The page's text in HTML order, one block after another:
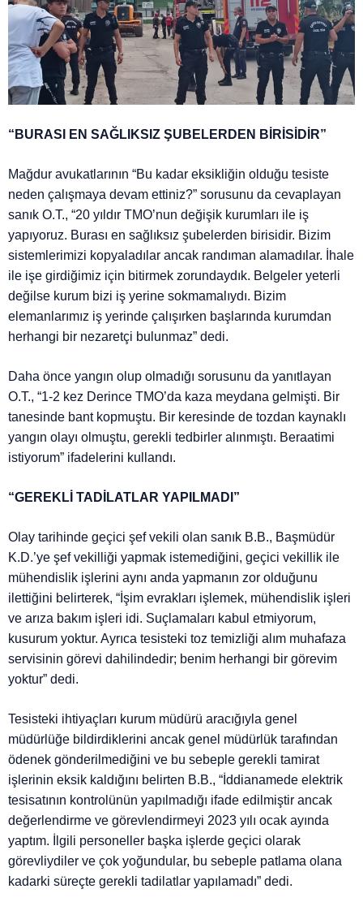
“BURASI EN SAĞLIKSIZ ŞUBELERDEN BİRİSİDİR”
Mağdur avukatlarının “Bu kadar eksikliğin olduğu tesiste
neden çalışmaya devam ettiniz?” sorusunu da cevaplayan
sanık O.T., “20 yıldır TMO’nun değişik kurumları ile iş
yapıyoruz. Burası en sağlıksız şubelerden birisidir. Bizim
sistemlerimizi kopyaladılar ancak randıman alamadılar. İhale
ile işe girdiğimiz için bitirmek zorundaydık. Belgeler yeterli
değilse kurum bizi iş yerine sokmamalıydı. Bizim
elemanlarımız iş yerinde çalışırken başlarında kurumdan
herhangi bir nezaretçi bulunmaz” dedi.
Daha önce yangın olup olmadığı sorusunu da yanıtlayan
O.T., “1-2 kez Derince TMO’da kaza meydana gelmişti. Bir
tanesinde bant kopmuştu. Bir keresinde de tozdan kaynaklı
yangın olayı olmuştu, gerekli tedbirler alınmıştı. Beraatimi
istiyorum” ifadelerini kullandı.
“GEREKLİ TADİLATLAR YAPILMADI”
Olay tarihinde geçici şef vekili olan sanık B.B., Başmüdür
K.D.’ye şef vekilliği yapmak istemediğini, geçici vekillik ile
mühendislik işlerini aynı anda yapmanın zor olduğunu
ilettiğini belirterek, “İşim evrakları işlemek, mühendislik işleri
ve arıza bakım işleri idi. Suçlamaları kabul etmiyorum,
kusurum yoktur. Ayrıca tesisteki toz temizliği alım muhafaza
servisinin görevi dahilindedir; benim herhangi bir görevim
yoktur” dedi.
Tesisteki ihtiyaçları kurum müdürü aracığıyla genel
müdürlüğe bildirdiklerini ancak genel müdürlük tarafından
ödenek gönderilmediğini ve bu sebeple gerekli tamirat
işlerinin eksik kaldığını belirten B.B., “İddianamede elektrik
tesisatının kontrolünün yapılmadığı ifade edilmiştir ancak
değerlendirme ve görevlendirmeyi 2023 yılı ocak ayında
yaptım. İlgili personeller başka işlerde geçici olarak
görevliydiler ve çok yoğundular, bu sebeple patlama olana
kadarki süreçte gerekli tadilatlar yapılamadı” dedi.